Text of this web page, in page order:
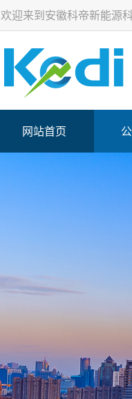
欢迎来到安徽科帝新能源
网站首页